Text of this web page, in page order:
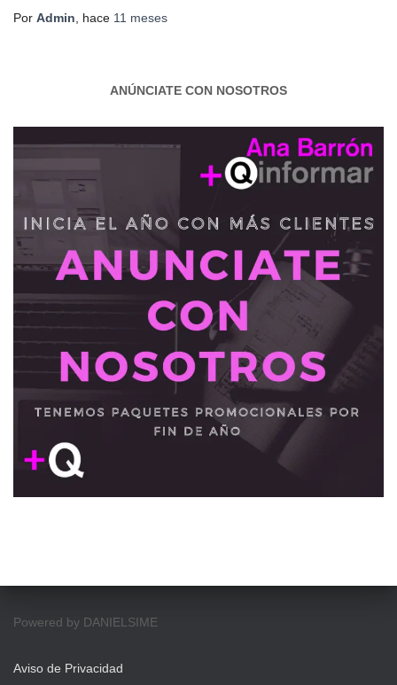
Por Admin, hace 11 meses
ANÚNCIATE CON NOSOTROS
Powered by DANIELSIME
Aviso de Privacidad